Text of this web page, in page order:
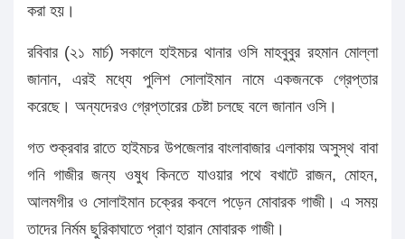
করা হয়।
রবিবার (২১ মার্চ) সকালে হাইমচর থানার ওসি মাহবুবুর রহমান মোল্লা
জানান, এরই মধ্যে পুলিশ সোলাইমান নামে একজনকে গ্রেপ্তার
করেছে। অন্যদেরও গ্রেপ্তারের চেষ্টা চলছে বলে জানান ওসি।
গত শুক্রবার রাতে হাইমচর উপজেলার বাংলাবাজার এলাকায় অসুস্থ বাবা
গনি গাজীর জন্য ওষুধ কিনতে যাওয়ার পথে বখাটে রাজন, মোহন,
আলমগীর ও সোলাইমান চক্রের কবলে পড়েন মোবারক গাজী। এ সময়
তাদের নির্মম ছুরিকাঘাতে প্রাণ হারান মোবারক গাজী।